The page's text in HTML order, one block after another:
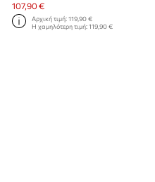
107,90 €
Αρχική τιμή:119,90 €
Η χαμηλότερη τιμή:119,90 €